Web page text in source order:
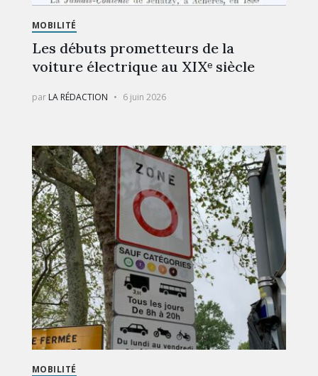
MOBILITÉ
Les débuts prometteurs de la
voiture électrique au XIXᵉ siècle
par LA RÉDACTION 6 juin 2026
MOBILITÉ